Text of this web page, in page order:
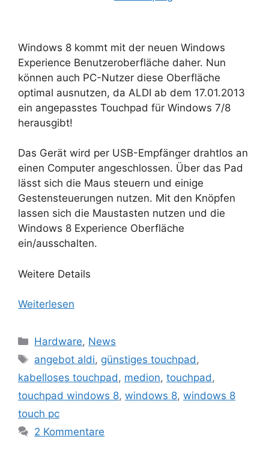
Windows 8 kommt mit der neuen Windows
Experience Benutzeroberfläche daher. Nun
können auch PC-Nutzer diese Oberfläche
optimal ausnutzen, da ALDI ab dem 17.01.2013
ein angepasstes Touchpad für Windows 7/8
herausgibt!
Das Gerät wird per USB-Empfänger drahtlos an
einen Computer angeschlossen. Über das Pad
lässt sich die Maus steuern und einige
Gestensteuerungen nutzen. Mit den Knöpfen
lassen sich die Maustasten nutzen und die
Windows 8 Experience Oberfläche
ein/ausschalten.
Weitere Details
Weiterlesen
Kategorien
Hardware, News
Schlagwörter
angebot aldi, günstiges touchpad,
kabelloses touchpad, medion, touchpad,
touchpad windows 8, windows 8, windows 8
touch pc
2 Kommentare